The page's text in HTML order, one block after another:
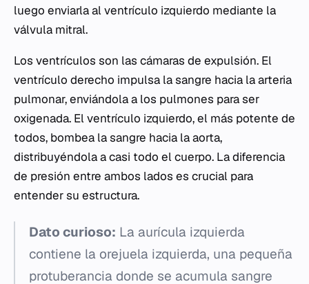
luego enviarla al ventrículo izquierdo mediante la
válvula mitral.
Los ventrículos son las cámaras de expulsión. El
ventrículo derecho impulsa la sangre hacia la arteria
pulmonar, enviándola a los pulmones para ser
oxigenada. El ventrículo izquierdo, el más potente de
todos, bombea la sangre hacia la aorta,
distribuyéndola a casi todo el cuerpo. La diferencia
de presión entre ambos lados es crucial para
entender su estructura.
Dato curioso: La aurícula izquierda
contiene la orejuela izquierda, una pequeña
protuberancia donde se acumula sangre